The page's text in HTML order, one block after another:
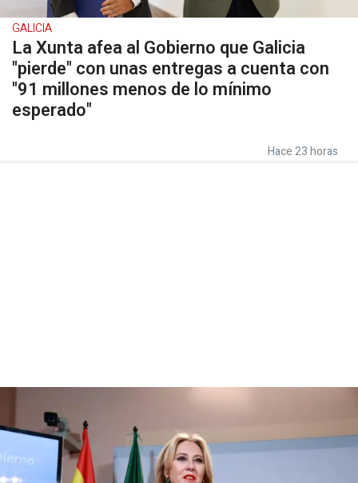
GALICIA
La Xunta afea al Gobierno que Galicia
"pierde" con unas entregas a cuenta con
"91 millones menos de lo mínimo
esperado"
Hace 23 horas